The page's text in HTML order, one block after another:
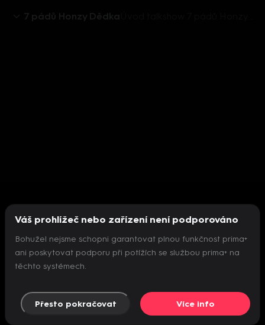
7 pádů Honzy Dědka
Nepodařilo se inicializovat přehrávač
Váš prohlížeč nebo zařízení není podporováno
Bohužel nejsme schopni garantovat plnou funkčnost prima+
ani poskytovat podporu při potížích se službou prima+ na
těchto systémech.
Přesto pokračovat Více info